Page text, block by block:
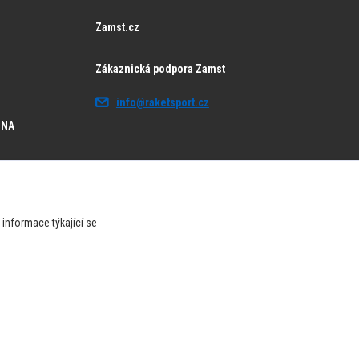
Zamst.cz
Zákaznická podpora Zamst
info@raketsport.cz
týkající se